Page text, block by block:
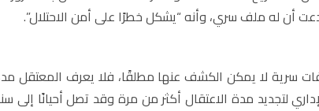
أن له ملف سري، وأنه “يشكل خطرًا على أمن الاحتلال”.
ملفات سرية لا يمكن الكشف عنها مطلقًا، فلا يعرف المعتقل
لتجديد مدة الاعتقال أكثر من مرة وقد تصل أحيانًا إلى